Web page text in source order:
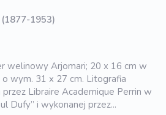
(1877-1953)
welinowy Arjomari; 20 x 16 cm w
wym. 31 x 27 cm. Litografia
Libraire Academique Perrin w
Dufy” i wykonanej przez...